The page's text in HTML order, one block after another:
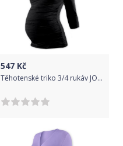
547 Kč
Těhotenské triko 3/4 rukáv JOHANKA - černá, Velikosti těh. moda L/XL